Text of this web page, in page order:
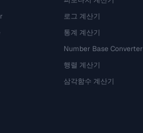
로그 계산기
통계 계산기
Number Base Converter
행렬 계산기
삼각함수 계산기